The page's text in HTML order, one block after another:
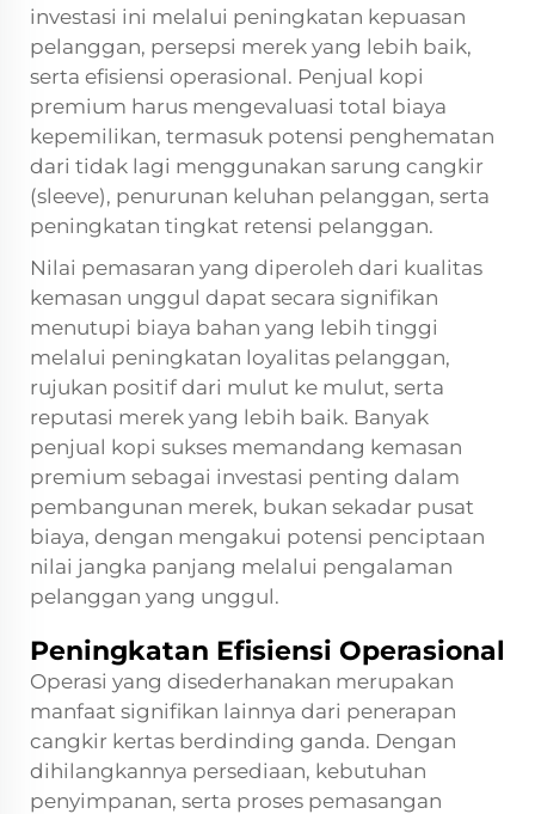
investasi ini melalui peningkatan kepuasan
pelanggan, persepsi merek yang lebih baik,
serta efisiensi operasional. Penjual kopi
premium harus mengevaluasi total biaya
kepemilikan, termasuk potensi penghematan
dari tidak lagi menggunakan sarung cangkir
(sleeve), penurunan keluhan pelanggan, serta
peningkatan tingkat retensi pelanggan.
Nilai pemasaran yang diperoleh dari kualitas
kemasan unggul dapat secara signifikan
menutupi biaya bahan yang lebih tinggi
melalui peningkatan loyalitas pelanggan,
rujukan positif dari mulut ke mulut, serta
reputasi merek yang lebih baik. Banyak
penjual kopi sukses memandang kemasan
premium sebagai investasi penting dalam
pembangunan merek, bukan sekadar pusat
biaya, dengan mengakui potensi penciptaan
nilai jangka panjang melalui pengalaman
pelanggan yang unggul.
Peningkatan Efisiensi Operasional
Operasi yang disederhanakan merupakan
manfaat signifikan lainnya dari penerapan
cangkir kertas berdinding ganda. Dengan
dihilangkannya persediaan, kebutuhan
penyimpanan, serta proses pemasangan